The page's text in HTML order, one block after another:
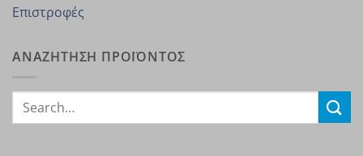
Επιστροφές
ΑΝΑΖΗΤΗΣΗ ΠΡΟΪΟΝΤΟΣ
Search